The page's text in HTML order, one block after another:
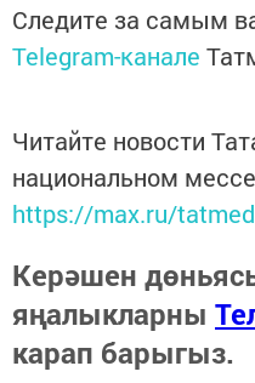
Следите за самым
Telegram-канале
Читайте новости
национальном
https://max.ru/
Керәшен
яңалыкларны
карап барыгыз.